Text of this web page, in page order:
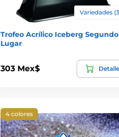
Variedades
Trofeo Acrílico Iceberg Segundo
Lugar
303 Mex$ Detalle
4 colores